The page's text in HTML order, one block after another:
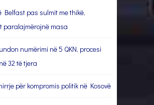
Belfast pas sulmit me thikë,
paralajmërojnë masa
numërimi në 5 QKN, procesi
32 të tjera
për kompromis politik në Kosovë